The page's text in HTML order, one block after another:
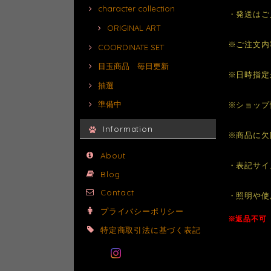
character collection
ORIGINAL ART
COORDINATE SET
目玉商品 毎日更新
抽選
準備中
Information
About
Blog
Contact
プライバシーポリシー
特定商取引法に基づく表記
・発送は
※ご注文内
※日時指定
※ショップ
※商品に欠
・表記サ
・照明や
※返品不可